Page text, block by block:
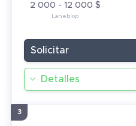
2 000 - 12 000 $
Detalles
Solicitar